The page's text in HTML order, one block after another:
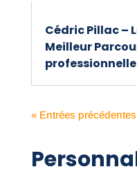
Cédric Pillac –
Meilleur
« Entrées précédentes